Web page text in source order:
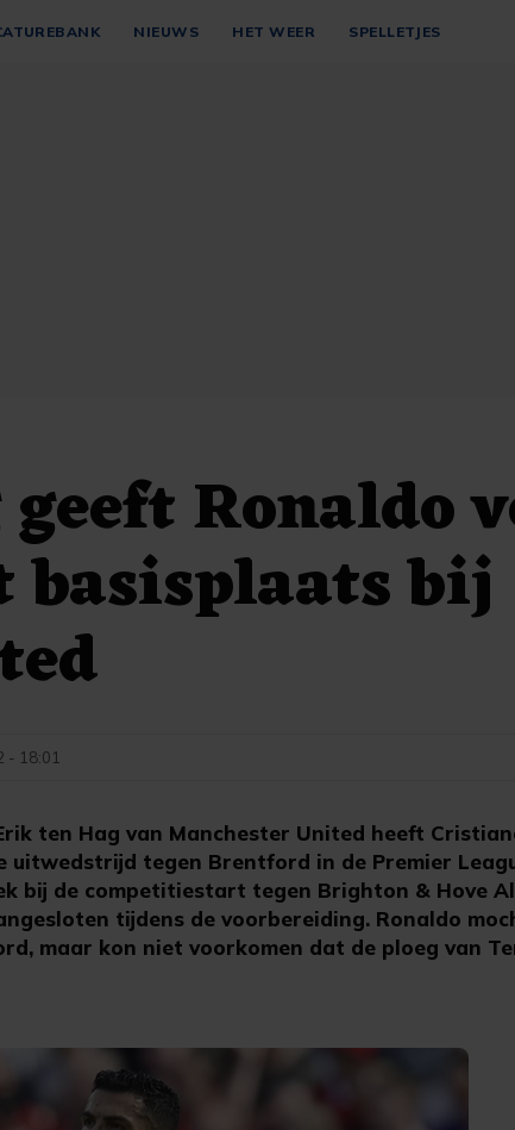
NIEUWS HET WEER SPELLETJES
Ronaldo
basisplaats bij
ten Hag van Manchester United heeft
uitwedstrijd tegen Brentford in de Premier
bij de competitiestart tegen Brighton & Hove
tijdens de voorbereiding. Ronaldo
maar kon niet voorkomen dat de ploeg van
- 18:01